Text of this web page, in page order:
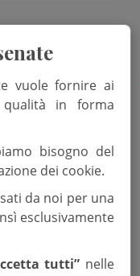
vuole fornire ai
qualità in forma
bisogno del
dei cookie.
da noi per una
esclusivamente
tutti” nelle